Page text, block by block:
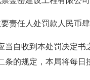
责任人处罚款人民币
当自收到本处罚决定
条的规定，本局将每日